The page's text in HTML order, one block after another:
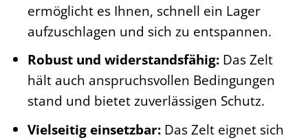
ermöglicht es Ihnen, schnell ein Lager
aufzuschlagen und sich zu entspannen.
Robust und widerstandsfähig:Das Zelt
hält auch anspruchsvollen Bedingungen
stand und bietet zuverlässigen Schutz.
Vielseitig einsetzbar:Das Zelt eignet sich